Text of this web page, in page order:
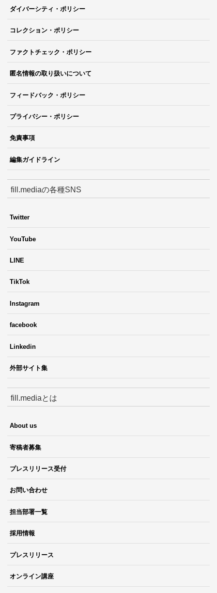
ダイバーシティ・ポリシー
コレクション・ポリシー
ファクトチェック・ポリシー
匿名情報の取り扱いについて
フィードバック・ポリシー
プライバシー・ポリシー
免責事項
編集ガイドライン
fill.mediaの各種SNS
Twitter
YouTube
LINE
TikTok
Instagram
facebook
Linkedin
外部サイト集
fill.mediaとは
About us
寄稿者募集
プレスリリース受付
お問い合わせ
担当部署一覧
採用情報
プレスリリース
オンライン講座